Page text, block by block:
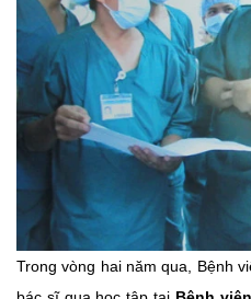
Trong vòng hai năm qua, Bệnh